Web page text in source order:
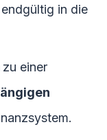
in die
einer